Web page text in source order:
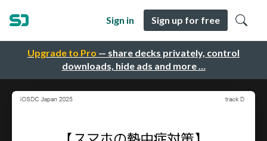
Upgrade to Pro — share decks privately, control
downloads, hide ads and more …
Sign in Sign up for free